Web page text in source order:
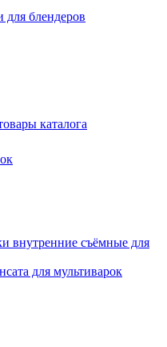
для блендеров
каталога
внутренние съёмные для
для мультиварок